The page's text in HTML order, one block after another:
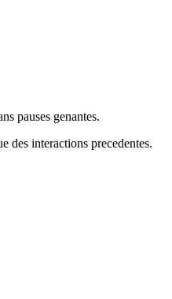
pauses genantes.
des interactions precedentes.